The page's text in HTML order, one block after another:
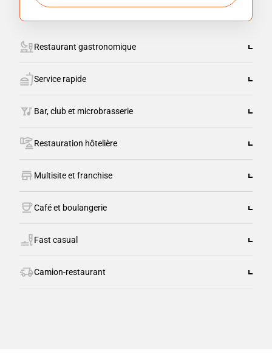
Restaurant gastronomique
Service rapide
Bar, club et microbrasserie
Restauration hôtelière
Multisite et franchise
Café et boulangerie
Fast casual
Camion-restaurant